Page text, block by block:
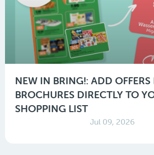
NEW IN BRING!: ADD OFFERS
BROCHURES DIRECTLY TO
SHOPPING LIST
Jul 09, 2026